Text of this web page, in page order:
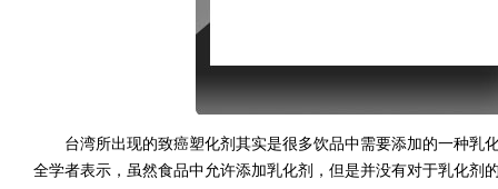
台湾所出现的致癌塑化剂其实是很多饮品中需要添加的一种乳
全学者表示，虽然食品中允许添加乳化剂，但是并没有对于乳化剂